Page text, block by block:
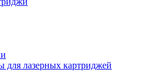
для лазерных картриджей